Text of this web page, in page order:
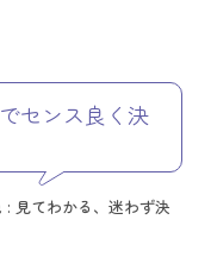
センス良く決
見てわかる、迷わず決